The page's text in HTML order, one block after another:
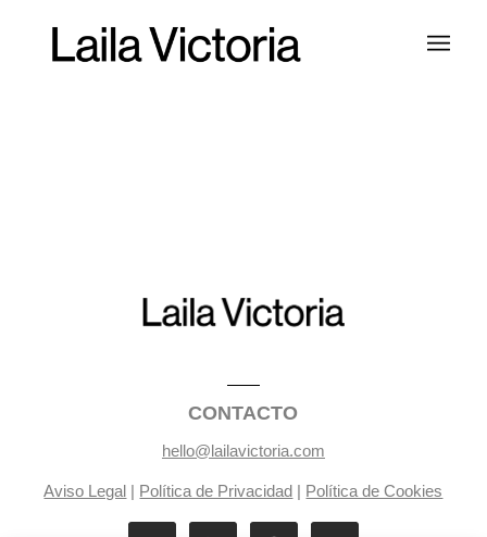
CONTACTO
hello@lailavictoria.com
Aviso Legal | Política de Privacidad | Política de Cookies